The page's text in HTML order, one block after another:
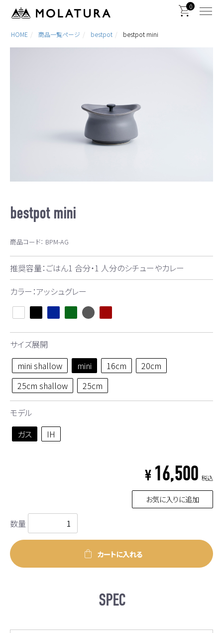
0
HOME 商品一覧ページ bestpot bestpot mini
bestpot mini
商品コード： BPM-AG
推奨容量：ごはん1 合分・1 人分のシチューやカレー
カラー：アッシュグレー
サイズ展開
mini shallow
mini 16cm
20cm
25cm shallow
25cm
モデル
ガス
IH
¥ 16,500 税込
お気に入りに追加
数量
カートに入れる
SPEC